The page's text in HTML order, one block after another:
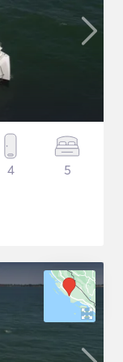
4 5